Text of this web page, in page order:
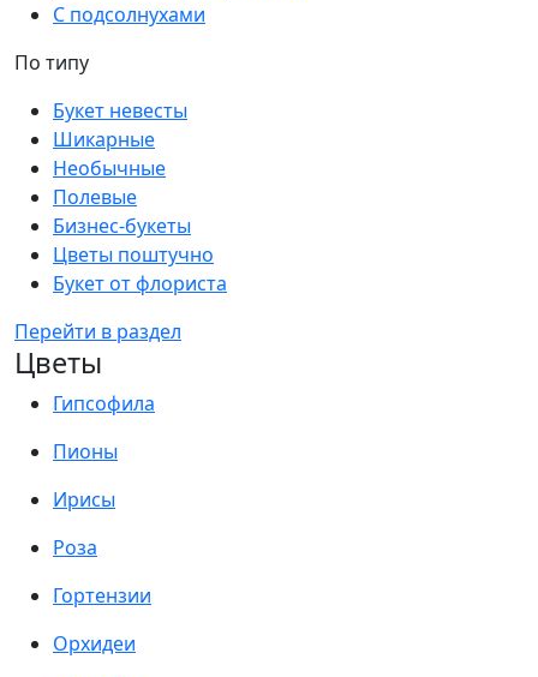
С подсолнухами
По типу
Букет невесты
Шикарные
Необычные
Полевые
Бизнес-букеты
Цветы поштучно
Букет от флориста
Перейти в раздел
Цветы
Гипсофила
Пионы
Ирисы
Роза
Гортензии
Орхидеи